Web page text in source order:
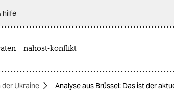
hilfe
nahost-konflikt
der Ukraine Analyse aus Brüssel: Das ist der